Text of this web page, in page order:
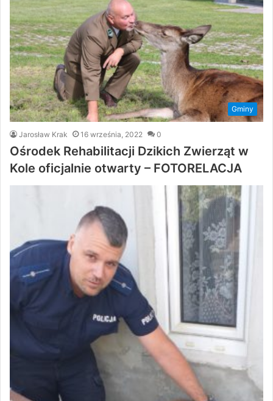
Gminy
Jarosław Krak 16 września, 2022 0
Ośrodek Rehabilitacji Dzikich Zwierząt w
Kole oficjalnie otwarty – FOTORELACJA